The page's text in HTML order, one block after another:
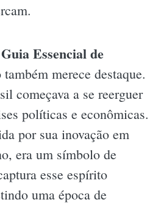
Guia Essencial de
merece destaque.
começava a se reerguer
políticas e econômicas.
por sua inovação em
era um símbolo de
esse espírito
uma época de